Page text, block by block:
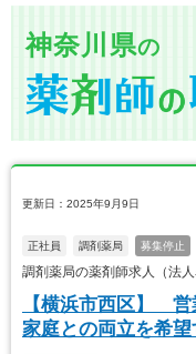
神奈川県の
更新日：2025年9月9日
正社員 調剤薬局 募集停止
調剤薬局の薬剤師求人（法
【横浜市西区】
家庭との両立を希望